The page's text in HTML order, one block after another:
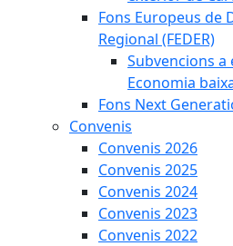
Fons Europeus de
Regional (FEDER)
Subvencions
Economia
Fons Next
Convenis
Convenis 2026
Convenis 2025
Convenis 2024
Convenis 2023
Convenis 2022